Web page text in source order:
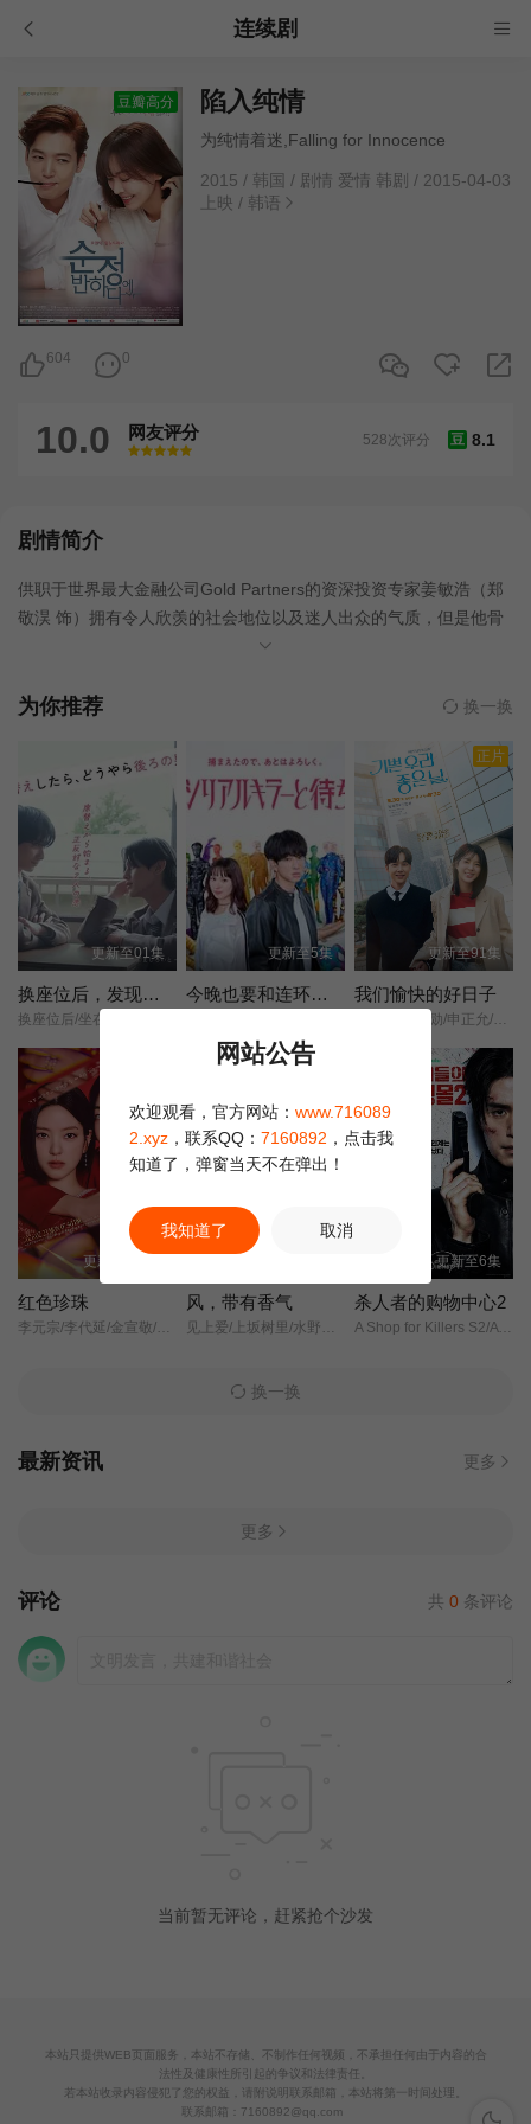
连续剧
豆瓣高分 陷入纯情
为纯情着迷,Falling for Innocence
2015 / 韩国 / 剧情 爱情 韩剧 / 2015-04-03
上映 / 韩语
604 0
10.0 网友评分
很差
较差还行推荐力荐
豆 8.1
528次评分
剧情简介
供职于世界最大金融公司Gold Partners的资深投资专家姜敏浩（郑
敬淏 饰）拥有令人欣羡的社会地位以及迷人出众的气质，但是他骨
子里却是个冷酷狠毒的暴君。一步步走上业界顶点的过程中，无数
牲品。当然他的暴虐却是由许多原因造成的，25年前他的家族遭到
从出生那一刻起就被诊断患有扩张性心肌病，随时都可能死亡。为
了完成对叔父的复仇，敏浩全速奔跑，却最终被病魔击倒。当他接
受心脏移植手术醒来后，意外发现其内心的坚冰正一点点融化，友
情、爱情纷至沓来，似乎那颗陌生的心脏为他注入了额外的热
情……
为你推荐 换一换
更新至01集
换座位后，发现身后的男生好像喜欢我
更新至5集
今晚也要和连环杀手约会
正片
更新至91集
我们愉快的好日子
严贤京/尹仲勋/申正允/尹多英/金惠玉/鲜于在德/尹多勋/文喜京/李商淑/郑孝彬/李家豪/郑永琡/
更新至100集
红色珍珠 风，带有香气
更新至6集
杀人者的购物中心2
A Shop for Killers S2/A Shop for Killers Season2/
换一换
最新资讯 更多
更多
评论 共 0 条评论
当前暂无评论，赶紧抢个沙发
本站只提供WEB页面服务，本站不存储、不制作任何视频，不承担任何由于内容的合
法性及健康性所引起的争议和法律责任。
若本站收录内容侵犯了您的权益，请附说明联系邮箱，本站将第一时间处理。
联系邮箱： 7160892@qq.com
网站公告
欢迎观看，官方网站： www.716089
2.xyz ，联系QQ： 7160892 ，点击我
知道了，弹窗当天不在弹出！
我知道了 取消